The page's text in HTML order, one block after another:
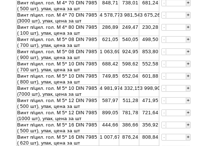
Винт п/цил. гол. М 4* 70 DIN 7985
( 500 шт), упак, цена за шт
848,71 738,01 681,24 - +
Винт п/цил. гол. М 4* 70 DIN 7985
(3000 шт), упак, цена за шт
4 578,773 981,543 675,26 - +
Винт п/цил. гол. М 4* 80 DIN 7985
( 100 шт), упак, цена за шт
286,89 249,47 230,28 - +
Винт п/цил. гол. М 5* 08 DIN 7985
( 700 шт), упак, цена за шт
621,05 540,05 498,50 - +
Винт п/цил. гол. М 5* 08 DIN 7985
( 900 шт), упак, цена за шт
1 063,69 924,95 853,80 - +
Винт п/цил. гол. М 5* 10 DIN 7985
( 700 шт), упак, цена за шт
688,42 598,62 552,58 - +
Винт п/цил. гол. М 5* 10 DIN 7985
( 800 шт), упак, цена за шт
749,85 652,04 601,88 - +
Винт п/цил. гол. М 5* 10 DIN 7985
(7000 шт), упак, цена за шт
4 981,974 332,153 998,90 - +
Винт п/цил. гол. М 5* 12 DIN 7985
( 500 шт), упак, цена за шт
587,97 511,28 471,95 - +
Винт п/цил. гол. М 5* 12 DIN 7985
(1000 шт), упак, цена за шт
899,05 781,78 721,64 - +
Винт п/цил. гол. М 5* 16 DIN 7985
( 500 шт), упак, цена за шт
444,66 386,66 356,92 - +
Винт п/цил. гол. М 5* 16 DIN 7985
( 620 шт), упак, цена за шт
1 007,67 876,24 808,84 - +